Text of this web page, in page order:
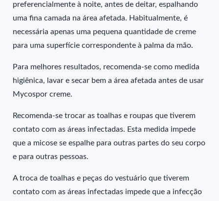
preferencialmente à noite, antes de deitar, espalhando
uma fina camada na área afetada. Habitualmente, é
necessária apenas uma pequena quantidade de creme
para uma superfície correspondente à palma da mão.
Para melhores resultados, recomenda-se como medida
higiênica, lavar e secar bem a área afetada antes de usar
Mycospor creme.
Recomenda-se trocar as toalhas e roupas que tiverem
contato com as áreas infectadas. Esta medida impede
que a micose se espalhe para outras partes do seu corpo
e para outras pessoas.
A troca de toalhas e peças do vestuário que tiverem
contato com as áreas infectadas impede que a infecção